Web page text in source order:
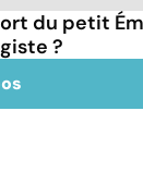
du petit
?